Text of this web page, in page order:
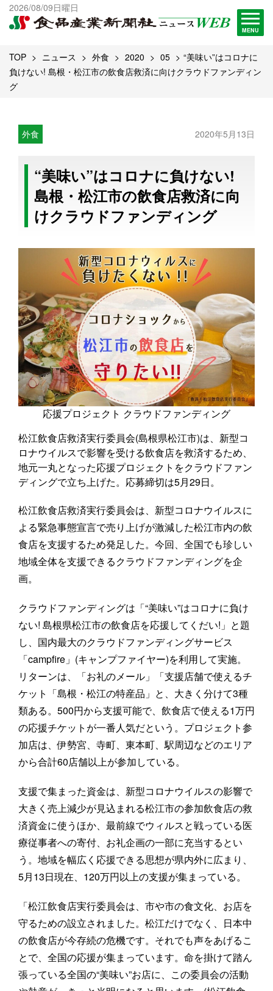
2026/08/09日曜日
MENU
出版物一覧へ
試読・購読申し込み
TOP ニュース 外食 2020 05
“美味い”はコロナに
負けない! 島根・松江市の飲食店救済に向けクラウドファンディン
グ
外食 2020年5月13日
“美味い”はコロナに負けない!
島根・松江市の飲食店救済に向
けクラウドファンディング
応援プロジェクト クラウドファンディング
松江飲食店救済実行委員会(島根県松江市)は、新型コ
ロナウイルスで影響を受ける飲食店を救済するため、
地元一丸となった応援プロジェクトをクラウドファン
ディングで立ち上げた。応募締切は5月29日。
松江飲食店救済実行委員会は、新型コロナウイルスに
よる緊急事態宣言で売り上げが激減した松江市内の飲
食店を支援するため発足した。今回、全国でも珍しい
地域全体を支援できるクラウドファンディングを企
画。
クラウドファンディングは「“美味い”はコロナに負け
ない! 島根県松江市の飲食店を応援してくだい!」と題
し、国内最大のクラウドファンディングサービス
「campfire」(キャンプファイヤー)を利用して実施。
リターンは、「お礼のメール」「支援店舗で使えるチ
ケット「島根・松江の特産品」と、大きく分けて3種
類ある。500円から支援可能で、飲食店で使える1万円
の応援チケットが一番人気だという。プロジェクト参
加店は、伊勢宮、寺町、東本町、駅周辺などのエリア
から合計60店舗以上が参加している。
支援で集まった資金は、新型コロナウイルスの影響で
大きく売上減少が見込まれる松江市の参加飲食店の救
済資金に使うほか、最前線でウィルスと戦っている医
療従事者への寄付、お礼企画の一部に充当するとい
う。地域を幅広く応援できる思想が県内外に広まり、
5月13日現在、120万円以上の支援が集まっている。
「松江飲食店実行委員会は、市や市の食文化、お店を
守るための設立されました。松江だけでなく、日本中
の飲食店が今存続の危機です。それでも声をあげるこ
とで、全国の応援が集まっています。命を掛けて踏ん
張っている全国の“美味い”お店に、この委員会の活動